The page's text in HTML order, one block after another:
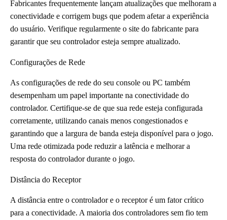
Fabricantes frequentemente lançam atualizações que melhoram a
conectividade e corrigem bugs que podem afetar a experiência
do usuário. Verifique regularmente o site do fabricante para
garantir que seu controlador esteja sempre atualizado.
Configurações de Rede
As configurações de rede do seu console ou PC também
desempenham um papel importante na conectividade do
controlador. Certifique-se de que sua rede esteja configurada
corretamente, utilizando canais menos congestionados e
garantindo que a largura de banda esteja disponível para o jogo.
Uma rede otimizada pode reduzir a latência e melhorar a
resposta do controlador durante o jogo.
Distância do Receptor
A distância entre o controlador e o receptor é um fator crítico
para a conectividade. A maioria dos controladores sem fio tem